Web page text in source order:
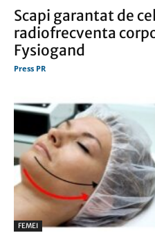
Scapi garantat de
radiofrecventa
Fysiogand
Press PR
FEMEI